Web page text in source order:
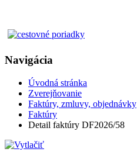
Navigácia
Úvodná stránka
Zverejňovanie
Faktúry, zmluvy, objednávky
Faktúry
Detail faktúry DF2026/58